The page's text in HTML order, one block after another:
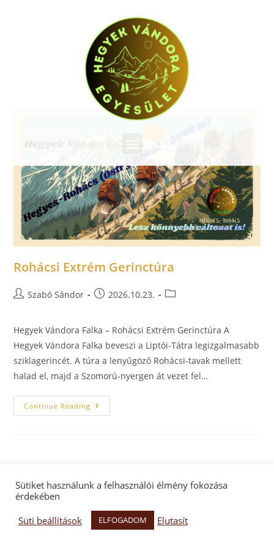
Rohácsi Extrém Gerinctúra
Szabó Sándor 2026.10.23.
Hegyek Vándora Falka – Rohácsi Extrém Gerinctúra A
Hegyek Vándora Falka beveszi a Liptói-Tátra legizgalmasabb
sziklagerincét. A túra a lenyűgöző Rohácsi-tavak mellett
halad el, majd a Szomorú-nyergen át vezet fel…
Continue Reading
Facebook oldal
Hegyek Vándora Egyesület
Sütiket használunk a felhasználói élmény fokozása
érdekében
Süti beállítások
ELFOGADOM Elutasít